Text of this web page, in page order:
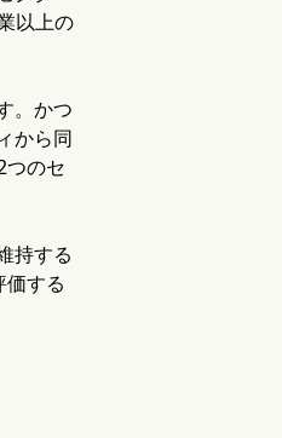
以上の
。かつ
から同
つのセ
持する
する